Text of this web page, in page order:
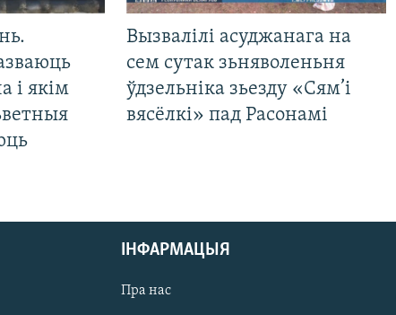
і якім
Вызвалілі асуджанага на
сем сутак зьняволеньня
ўдзельніка зьезду «Сям’і
вясёлкі» пад Расонамі
ІНФАРМАЦЫЯ
Пра нас